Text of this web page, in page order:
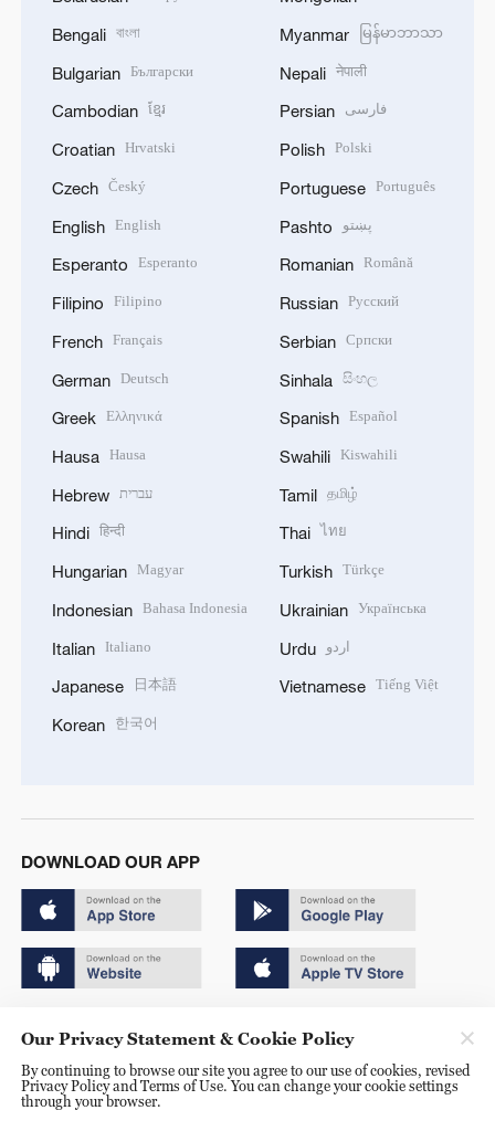
Bengali বাংলা
Bulgarian Български
Cambodian ខ្មែរ
Croatian Hrvatski
Czech Český
English English
Esperanto Esperanto
Filipino Filipino
French Français
German Deutsch
Greek Ελληνικά
Hausa Hausa
Hebrew עברית
Hindi हिन्दी
Hungarian Magyar
Indonesian Bahasa Indonesia
Italian Italiano
Japanese 日本語
Korean 한국어
Myanmar မြန်မာဘာသာ
Nepali नेपाली
Persian فارسی
Polish Polski
Portuguese Português
Pashto پښتو
Romanian Română
Russian Русский
Serbian Српски
Sinhala සිංහල
Spanish Español
Swahili Kiswahili
Tamil தமிழ்
Thai ไทย
Turkish Türkçe
Ukrainian Українська
Urdu اردو
Vietnamese Tiếng Việt
DOWNLOAD OUR APP
京ICP备20000184号
京公网安备 11010502050052号
Our Privacy Statement & Cookie Policy
By continuing to browse our site you agree to our use of cookies, revised
Privacy Policy and Terms of Use. You can change your cookie settings
through your browser.